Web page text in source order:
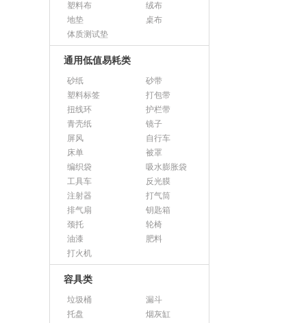
塑料布
绒布
地垫
桌布
体质测试垫
通用低值易耗类
砂纸
砂带
塑料标签
打包带
扭线环
护栏带
青壳纸
镜子
屏风
自行车
床单
被罩
编织袋
吸水膨胀袋
工具车
反光膜
注射器
打气筒
排气扇
钥匙箱
颈托
轮椅
油漆
肥料
打火机
容具类
垃圾桶
漏斗
托盘
烟灰缸